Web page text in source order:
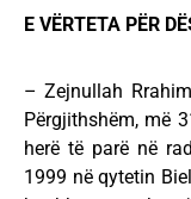
E VËRTETA PËR
– Zejnullah
Përgjithshëm, më
herë të parë në
1999 në qytetin